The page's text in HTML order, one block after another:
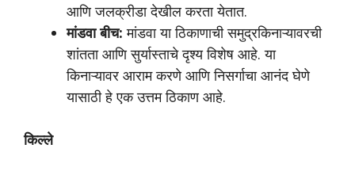
आणि जलक्रीडा देखील करता येतात.
मांडवा बीच: मांडवा या ठिकाणाची समुद्रकिनाऱ्यावरची
शांतता आणि सुर्यास्ताचे दृश्य विशेष आहे. या
किनाऱ्यावर आराम करणे आणि निसर्गाचा आनंद घेणे
यासाठी हे एक उत्तम ठिकाण आहे.
किल्ले